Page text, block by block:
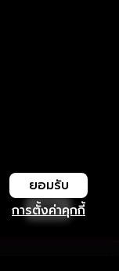
การตั้งค่าคุกกี้
ยอมรับ
เปิด